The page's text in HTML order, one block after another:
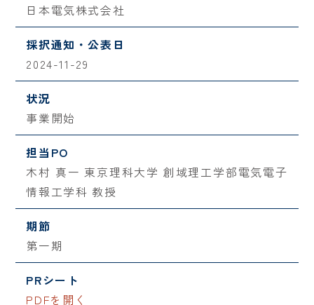
日本電気株式会社
採択通知・公表日
2024-11-29
状況
事業開始
担当PO
木村 真一 東京理科大学 創域理工学部電気電子
情報工学科 教授
期節
第一期
PRシート
PDFを開く